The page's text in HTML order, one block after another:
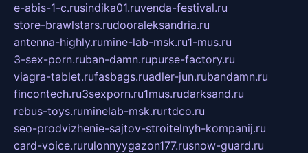
e-abis-1-c.rusindika01.ruvenda-festival.ru
store-brawlstars.rudooraleksandria.ru
antenna-highly.rumine-lab-msk.ru1-mus.ru
3-sex-porn.ruban-damn.rupurse-factory.ru
viagra-tablet.rufasbags.ruadler-jun.rubandamn.ru
fincontech.ru3sexporn.ru1mus.rudarksand.ru
rebus-toys.ruminelab-msk.rurtdco.ru
seo-prodvizhenie-sajtov-stroitelnyh-kompanij.ru
card-voice.rurulonnyygazon177.rusnow-guard.ru